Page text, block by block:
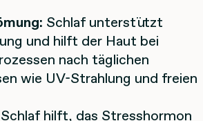
Schlaf unterstützt
und hilft der Haut bei
nach täglichen
wie UV-Strahlung und freien
Schlaf hilft, das Stresshormon